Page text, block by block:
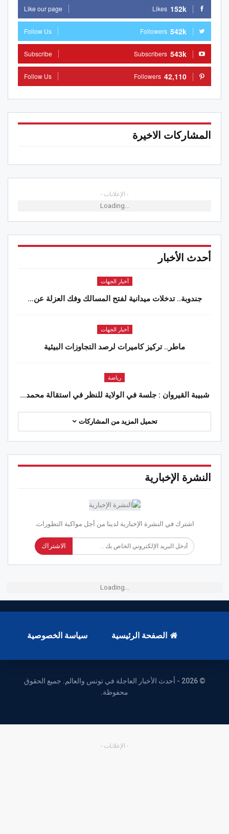
152k
Likes
Like our page
542k
Followers
Follow Us
543k
Subscribers
Subscribe
42,110
Followers
Follow Us
المشاركات الاخيرة
- الإعلانات -
Loading...
أحدث الأخبار
أخبار الجهات
جندوبة.. تدخلات ميدانية لفتح المسالك وفك العزلة عن…
أخبار الجهات
ماطر.. تركيز كاميرات لرصد التجاوزات البيئية
رياضة
شبيبة القيروان : جلسة في الولاية للنظر في استقالة محمد…
تحميل المزيد من المشاركات
النشرة الإخبارية
اشترك في النشرة الإخبارية لدينا من أجل مواكبة التطورات.
الاشتراك
Loading...
الصفحة الرئيسية سياسة الخصوصية
© 2026 - أحدث الأخبار العاجلة في تونس والعالم. جميع الحقوق
محفوظة.
- الإعلانات -